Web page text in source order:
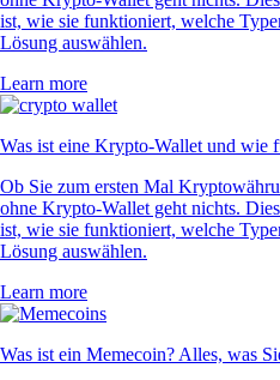
ist, wie sie funktioniert, welche
Lösung auswählen.
Learn more
Was ist eine Krypto-Wallet und wie
Ob Sie zum ersten Mal
ohne Krypto-Wallet geht nichts.
ist, wie sie funktioniert, welche
Lösung auswählen.
Learn more
Was ist ein Memecoin? Alles, was